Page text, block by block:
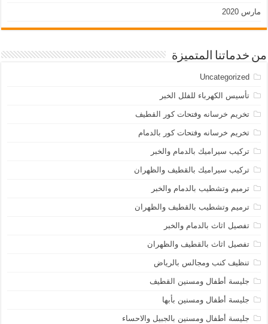
مارس 2020
من خدماتنا المتميزة
Uncategorized
تأسيس الكهرباء للفلل الخبر
تخريم خرسانه وفتحات كور القطيف
تخريم خرسانه وفتحات كور بالدمام
تركيب سيراميك بالدمام والخبر
تركيب سيراميك بالقطيف والظهران
ترميم وتشطيب بالدمام والخبر
ترميم وتشطيب بالقطيف والظهران
تفصيل اثاث بالدمام والخبر
تفصيل اثاث بالقطيف والظهران
تنظيف كنب ومجالس بالرياض
جليسة أطفال ومسنين القطيف
جليسة أطفال ومسنين بأبها
جليسة أطفال ومسنين بالجبيل والاحساء